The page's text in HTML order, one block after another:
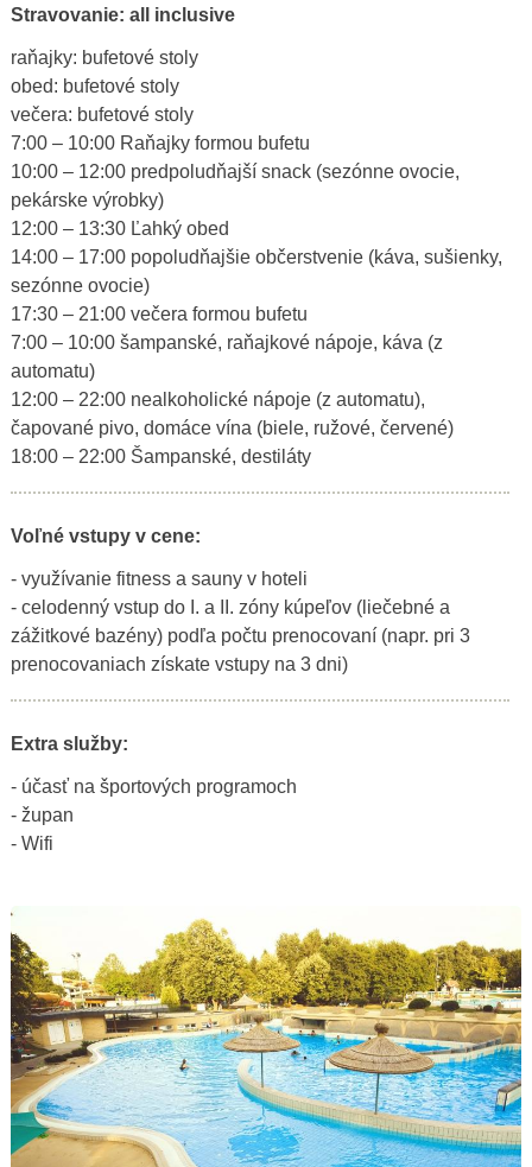
Stravovanie: all inclusive
raňajky: bufetové stoly
obed: bufetové stoly
večera: bufetové stoly
7:00 – 10:00 Raňajky formou bufetu
10:00 – 12:00 predpoludňajší snack (sezónne ovocie,
pekárske výrobky)
12:00 – 13:30 Ľahký obed
14:00 – 17:00 popoludňajšie občerstvenie (káva, sušienky,
sezónne ovocie)
17:30 – 21:00 večera formou bufetu
7:00 – 10:00 šampanské, raňajkové nápoje, káva (z
automatu)
12:00 – 22:00 nealkoholické nápoje (z automatu),
čapované pivo, domáce vína (biele, ružové, červené)
18:00 – 22:00 Šampanské, destiláty
Voľné vstupy v cene:
- využívanie fitness a sauny v hoteli
- celodenný vstup do I. a II. zóny kúpeľov (liečebné a
zážitkové bazény) podľa počtu prenocovaní (napr. pri 3
prenocovaniach získate vstupy na 3 dni)
Extra služby:
- účasť na športových programoch
- župan
- Wifi